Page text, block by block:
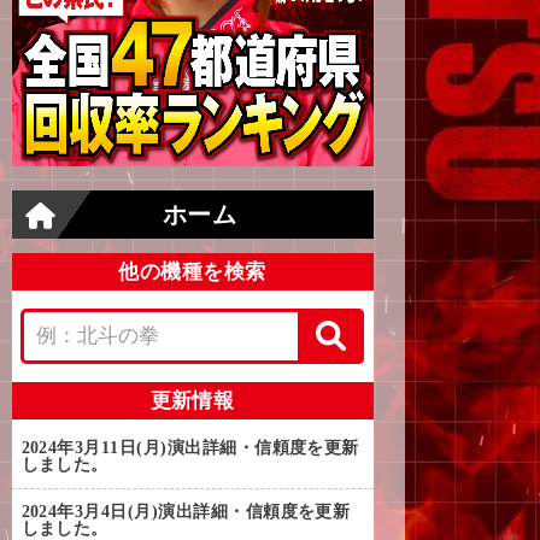
ホーム
他の機種を検索
更新情報
2024年3月11日(月)演出詳細・信頼度を更新
しました。
2024年3月4日(月)演出詳細・信頼度を更新
しました。